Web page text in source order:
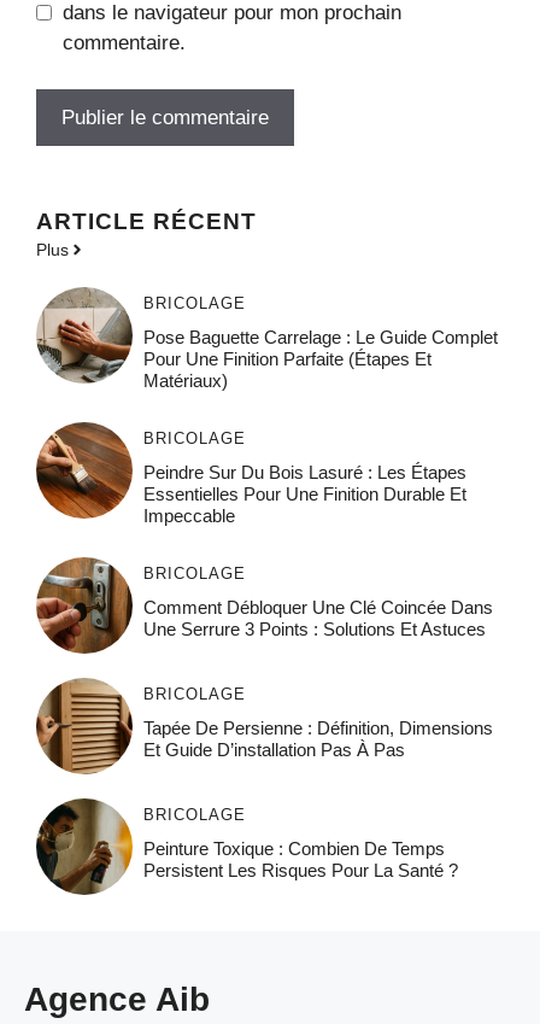
dans le navigateur pour mon prochain
commentaire.
ARTICLE RÉCENT
Plus
BRICOLAGE
Pose Baguette Carrelage : Le Guide Complet
Pour Une Finition Parfaite (étapes Et
Matériaux)
BRICOLAGE
Peindre Sur Du Bois Lasuré : Les Étapes
Essentielles Pour Une Finition Durable Et
Impeccable
BRICOLAGE
Comment Débloquer Une Clé Coincée Dans
Une Serrure 3 Points : Solutions Et Astuces
BRICOLAGE
Tapée De Persienne : Définition, Dimensions
Et Guide D’installation Pas À Pas
BRICOLAGE
Peinture Toxique : Combien De Temps
Persistent Les Risques Pour La Santé ?
Agence Aib